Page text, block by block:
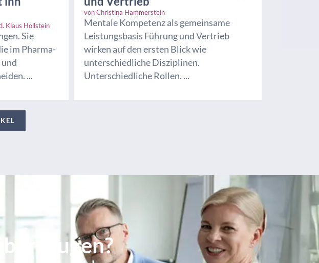
Klaus Hollstein
Sie
im Pharma-
...
vonChristina Hammerstein
Mentale Kompetenz als gemeinsame
Leistungsbasis Führung und Vertrieb
wirken auf den ersten Blick wie
unterschiedliche Disziplinen.
Unterschiedliche Rollen. ...